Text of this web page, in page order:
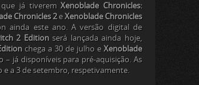
que já tiveremXenoblade Chronicles:
Chronicles 2e Xenoblade Chronicles
ainda este ano. A versão digital de
2 Editionserá lançada ainda hoje,
chega a 30 de julho e Xenoblade
– já disponíveis para pré-aquisição. As
e a 3 de setembro, respetivamente.